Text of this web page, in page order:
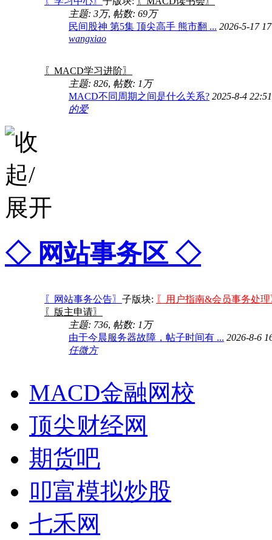
主题: 3万, 帖数: 69万
民间股神 第5集 顶尖高手 熊市翻 ... 2026-5-17
wangxiao
〖MACD学习进阶〗
主题: 826, 帖数: 1万
MACD不同周期之间是什么关系? 2025-8-4
的爱
◇ 网站事务区 ◇
〖网站事务公告〗 子版块: 〖用户指南&会员事务处
〖版主申请〗
主题: 736, 帖数: 1万
由于今晨服务器故障，帖子时间有 ... 2026-8-6
任微方
MACD金融网校
顶尖财经网
期货吧
叩富模拟炒股
七禾网